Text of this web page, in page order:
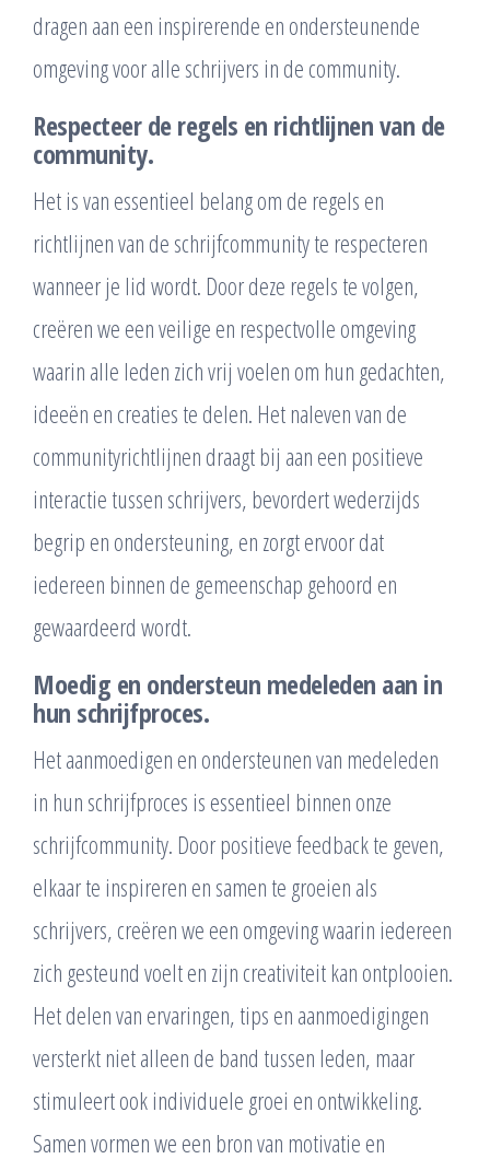
dragen aan een inspirerende en ondersteunende
omgeving voor alle schrijvers in de community.
Respecteer de regels en richtlijnen van de
community.
Het is van essentieel belang om de regels en
richtlijnen van de schrijfcommunity te respecteren
wanneer je lid wordt. Door deze regels te volgen,
creëren we een veilige en respectvolle omgeving
waarin alle leden zich vrij voelen om hun gedachten,
ideeën en creaties te delen. Het naleven van de
communityrichtlijnen draagt bij aan een positieve
interactie tussen schrijvers, bevordert wederzijds
begrip en ondersteuning, en zorgt ervoor dat
iedereen binnen de gemeenschap gehoord en
gewaardeerd wordt.
Moedig en ondersteun medeleden aan in
hun schrijfproces.
Het aanmoedigen en ondersteunen van medeleden
in hun schrijfproces is essentieel binnen onze
schrijfcommunity. Door positieve feedback te geven,
elkaar te inspireren en samen te groeien als
schrijvers, creëren we een omgeving waarin iedereen
zich gesteund voelt en zijn creativiteit kan ontplooien.
Het delen van ervaringen, tips en aanmoedigingen
versterkt niet alleen de band tussen leden, maar
stimuleert ook individuele groei en ontwikkeling.
Samen vormen we een bron van motivatie en